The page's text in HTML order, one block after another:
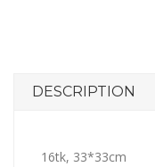
DESCRIPTION
16tk, 33*33cm